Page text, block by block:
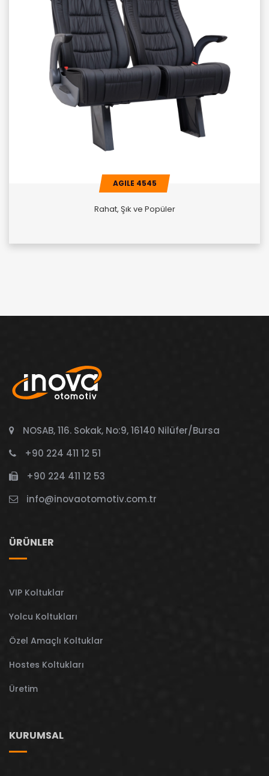
AGILE 4545
Rahat, Şık ve Popüler
NOSAB, 116. Sokak, No:9, 16140 Nilüfer/Bursa
+90 224 411 12 51
+90 224 411 12 53
info@inovaotomotiv.com.tr
ÜRÜNLER
VIP Koltuklar
Yolcu Koltukları
Özel Amaçlı Koltuklar
Hostes Koltukları
Üretim
KURUMSAL